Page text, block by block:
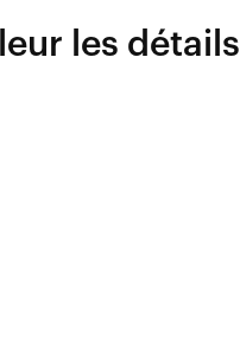
les détails